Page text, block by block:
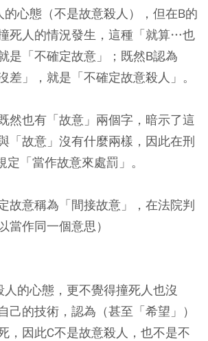
的心態（不是故意殺人），但在B的
死人的情況發生，這種「就算…也
是「不確定故意」；既然B認為
差」，就是「不確定故意殺人」。
然也有「故意」兩個字，暗示了這
「故意」沒有什麼兩樣，因此在刑
「當作故意來處罰」。
故意稱為「間接故意」，在法院判
當作同一個意思）
人的心態，更不覺得撞死人也沒
己的技術，認為（甚至「希望」）
，因此C不是故意殺人，也不是不